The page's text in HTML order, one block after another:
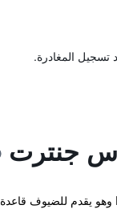
تسجيل المغادرة.
س جنترت